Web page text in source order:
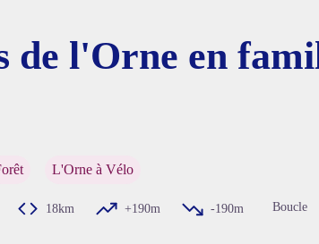
de l'Orne en
L'Orne à Vélo
18km +190m -190m Boucle